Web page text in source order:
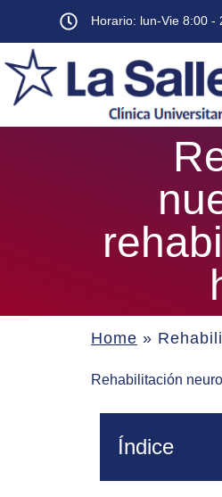
Horario: lun-Vie 8:00 -
Home »
Rehabilitación
Índice